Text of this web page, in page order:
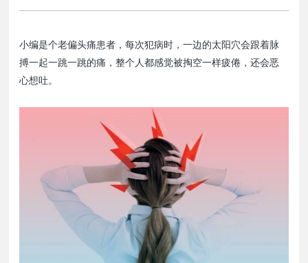
小编是个老偏头痛患者，每次犯病时，一边的太阳穴会跟着脉
搏一起一跳一跳的痛，整个人都感觉被掏空一样疲倦，还会恶
心想吐。